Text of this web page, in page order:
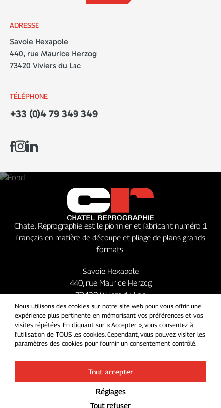
ADRESSE
Savoie Hexapole
440, rue Maurice Herzog
73420 Viviers du Lac
TÉLÉPHONE
+33 (0)4 79 349 349
Chatel Reprographie est le pionnier et fabricant numéro 1
français en matière de découpe et pliage de plans grands
formats.
Savoie Hexapole
440, rue Maurice Herzog
73420 Viviers du Lac
+33 (0)4 79 349 349
Suivez nous sur les réseaux
Chatel Reprographie © 2026
Politique de confidentialité
Mentions légales
Nous utilisons des cookies sur notre site web pour vous offrir une
expérience plus pertinente en mémorisant vos préférences et vos
visites répétées. En cliquant sur « Accepter », vous consentez à
l'utilisation de TOUS les cookies. Cependant, vous pouvez visiter les
paramètres des cookies pour fournir un consentement contrôlé.
Réglages
Tout refuser
Tout accepter